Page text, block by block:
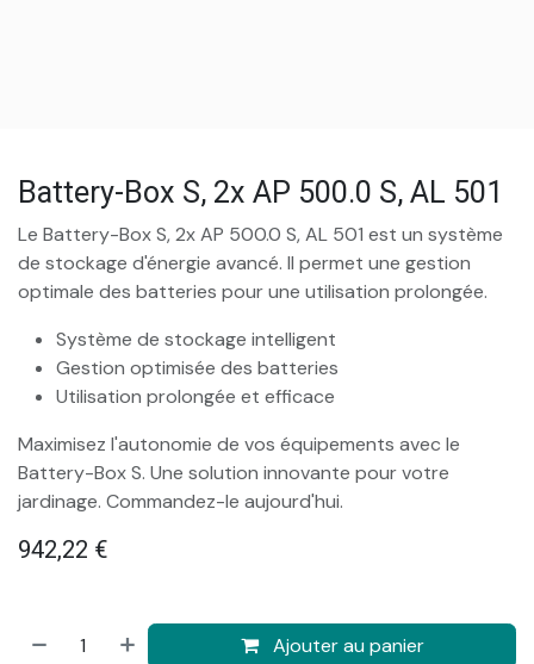
Battery-Box S, 2x AP 500.0 S, AL 501
Le Battery-Box S, 2x AP 500.0 S, AL 501 est un système
de stockage d'énergie avancé. Il permet une gestion
optimale des batteries pour une utilisation prolongée.
Système de stockage intelligent
Gestion optimisée des batteries
Utilisation prolongée et efficace
Maximisez l'autonomie de vos équipements avec le
Battery-Box S. Une solution innovante pour votre
jardinage. Commandez-le aujourd'hui.
942,22 €
Ajouter au panier